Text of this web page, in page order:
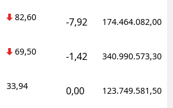
82,60 -7,92 174.464.082,00
69,50 -1,42 340.990.573,30
33,94 0,00 123.749.581,50